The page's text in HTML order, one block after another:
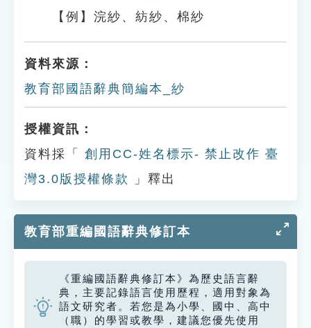
【例】浣紗、紡紗、棉紗
資料來源：
教育部國語辭典簡編本_紗
授權資訊：
資料採「
創用CC-姓名標示- 禁止改作 臺
灣3.0版授權條款
」釋出
教育部重編國語辭典修訂本
《重編國語辭典修訂本》為歷史語言辭
典，主要記錄語言使用歷程，適用對象為
語文研究者。若您是為小學、國中、高中
（職）的學習或教學，建議您優先使用